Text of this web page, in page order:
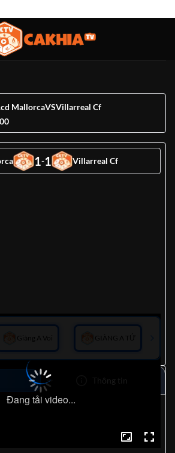
MallorcaVSVillarreal Cf
1-1 Villarreal Cf
Đang tải video...
Giàng A Voi GIÀNG A TỨ
Thông tin